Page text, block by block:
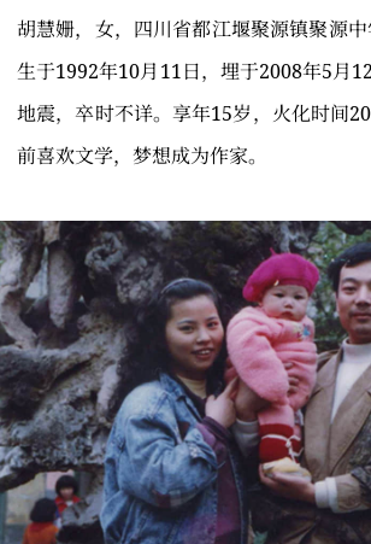
胡慧姗，女，四川省都江堰聚源镇聚源中
生于1992年10月11日，埋于2008年5月
地震，卒时不详。享年15岁，火化时间
前喜欢文学，梦想成为作家。